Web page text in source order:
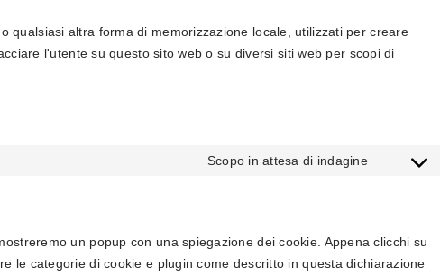
qualsiasi altra forma di memorizzazione locale, utilizzati per creare
l'utente su questo sito web o su diversi siti web per scopi di
Scopo in attesa di indagine
Consent
varie
un popup con una spiegazione dei cookie. Appena clicchi su
le categorie di cookie e plugin come descritto in questa dichiarazione